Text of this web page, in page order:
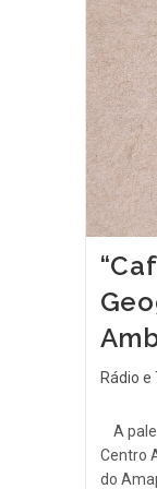
Rádio
A
Centro
do